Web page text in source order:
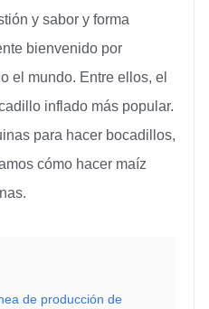
y sabor y forma
bienvenido por
el mundo. Entre ellos, el
inflado más popular.
para hacer bocadillos,
cómo hacer maíz
de producción de